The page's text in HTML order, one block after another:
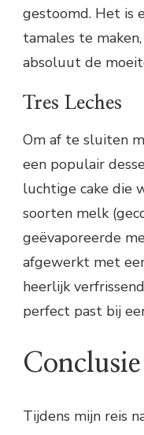
gestoomd. Het is
tamales te
absoluut de
Tres Leches
Om af te sluiten
een populair
luchtige cake die
soorten melk
geëvaporeerde
afgewerkt met
heerlijk
perfect past bij
Conclusie
Tijdens mijn reis